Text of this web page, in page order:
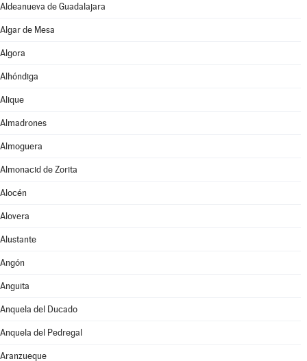
Aldeanueva de Guadalajara
Algar de Mesa
Algora
Alhóndiga
Alique
Almadrones
Almoguera
Almonacid de Zorita
Alocén
Alovera
Alustante
Angón
Anguita
Anquela del Ducado
Anquela del Pedregal
Aranzueque